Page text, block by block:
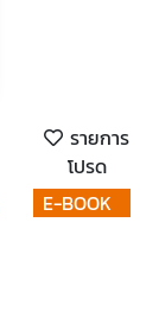
รายการ
โปรด
E-BOOK